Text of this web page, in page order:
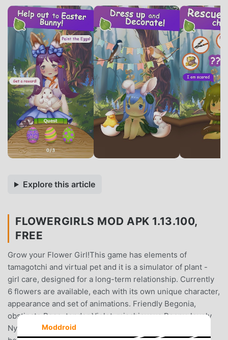
Explore this article
FLOWERGIRLS MOD APK 1.13.100,
FREE
Grow your Flower Girl!This game has elements of
tamagotchi and virtual pet and it is a simulator of plant -
girl care, designed for a long-term relationship. Currently
6 flowers are available, each with its own unique character,
appearance and set of animations. Friendly Begonia,
obstinate Rose, tender Violet, mischievous Peony, lovely
Nymphea and sleepy Pulsatilla.Let these cute creatures
Moddroid